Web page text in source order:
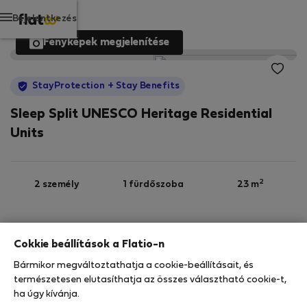
Bejelentkezés
Fényképek megjelenítése
StayProtection + Stay Benefits
Sleep Split UNESCO Heritage Residential
Units
2 személy 1 fürdőszoba 23 m2
StayProtection Stay Benefits
Az Ön tartózkodását ebben az ingatlanban a
Cokkie beállítások a Flatio-n
Bármikor megváltoztathatja a cookie-beállításait, és
természetesen elutasíthatja az összes választható cookie-t,
ha úgy kívánja.